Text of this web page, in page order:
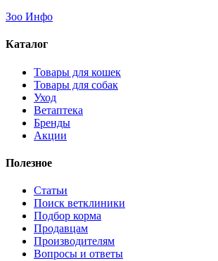
Зоо Инфо
Каталог
Товары для кошек
Товары для собак
Уход
Ветаптека
Бренды
Акции
Полезное
Статьи
Поиск ветклиники
Подбор корма
Продавцам
Производителям
Вопросы и ответы